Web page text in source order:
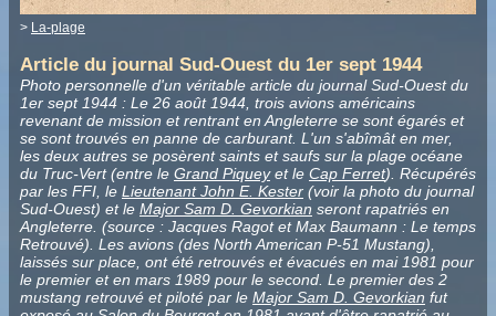
> La-plage
Article du journal Sud-Ouest du 1er sept 1944
Photo personnelle d'un véritable article du journal Sud-Ouest du
1er sept 1944 : Le 26 août 1944, trois avions américains
revenant de mission et rentrant en Angleterre se sont égarés et
se sont trouvés en panne de carburant. L'un s'abîmât en mer,
les deux autres se posèrent saints et saufs sur la plage océane
du Truc-Vert (entre le Grand Piqueyet le Cap Ferret). Récupérés
par les FFI, le Lieutenant John E. Kester (voir la photo du journal
Sud-Ouest) et le Major Sam D. Gevorkian seront rapatriés en
Angleterre. (source : Jacques Ragot et Max Baumann : Le temps
Retrouvé). Les avions (des North American P-51 Mustang),
laissés sur place, ont été retrouvés et évacués en mai 1981 pour
le premier et en mars 1989 pour le second. Le premier des 2
mustang retrouvé et piloté par le Major Sam D. Gevorkian fut